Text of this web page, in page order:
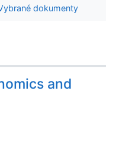
dokumenty
and